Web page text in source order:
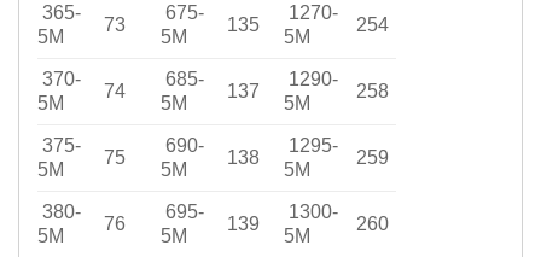
365-
5M
73
675-
5M
135
1270-
5M
254
370-
5M
74
685-
5M
137
1290-
5M
258
375-
5M
75
690-
5M
138
1295-
5M
259
380-
5M
76
695-
5M
139
1300-
5M
260